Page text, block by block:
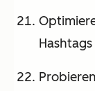
Hashtags